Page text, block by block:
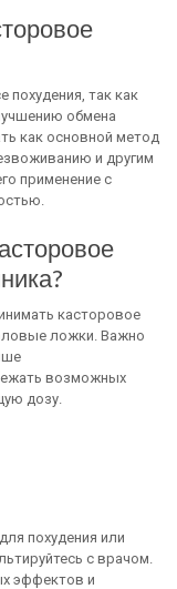
так как
обмена
как основной метод
и другим
применение с
касторовое
ложки. Важно
возможных
дозу.
похудения или
с врачом.
эффектов и